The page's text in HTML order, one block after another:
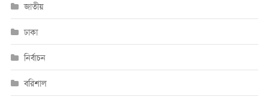
জাতীয়
ঢাকা
নির্বাচন
বরিশাল